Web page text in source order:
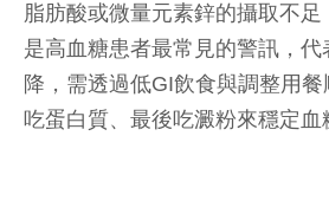
脂肪酸或微量元素鋅的攝取不足
是高血糖患者最常見的警訊，
降，需透過低GI飲食與調整用
吃蛋白質、最後吃澱粉來穩定血